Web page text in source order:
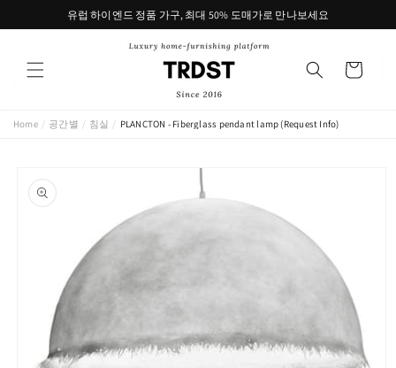
로 건너유럽 하이엔드 정품 가구, 최대 50% 도매가로 만나보세요
트
Home / 공간별 / 침실 / PLANCTON - Fiberglass pendant lamp (Request Info)
보로 건
너뛰기